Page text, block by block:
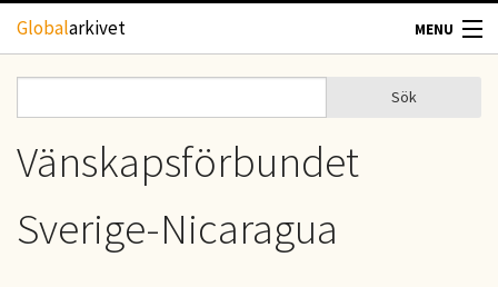
Hoppa till huvudinnehåll
Globalarkivet MENU
TIDSKRIFTER
Sökformulär
Sök
Vänskapsförbundet
Sverige-Nicaragua